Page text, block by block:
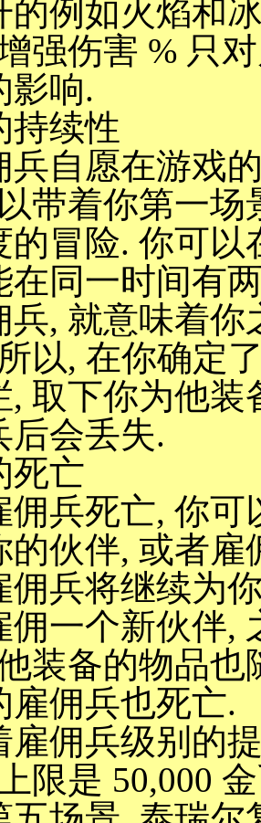
如火焰和冰
强伤害 % 只
影响.
持续性
愿在游戏的
以带着你第一
的冒险. 你可
在同一时间有
兵, 就意味着
以, 在你确定
, 取下你为他
后会丢失.
死亡
死亡, 你可
的伙伴, 或者
佣兵将继续为
佣一个新伙伴,
装备的物品
雇佣兵也死亡.
兵级别的提
限是 50,000